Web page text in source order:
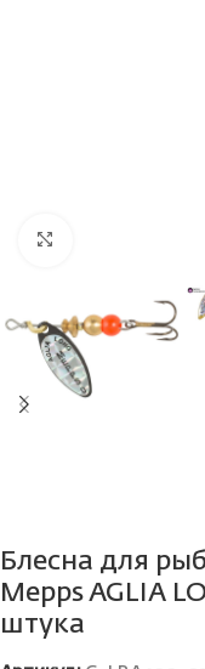
Блесна для
Mepps AGLIA
штука